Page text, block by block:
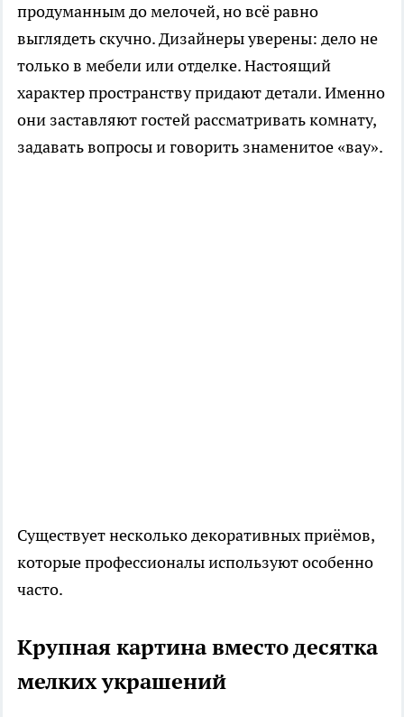
продуманным до мелочей, но всё равно
выглядеть скучно. Дизайнеры уверены: дело не
только в мебели или отделке. Настоящий
характер пространству придают детали. Именно
они заставляют гостей рассматривать комнату,
задавать вопросы и говорить знаменитое «вау».
Существует несколько декоративных приёмов,
которые профессионалы используют особенно
часто.
Крупная картина вместо десятка
мелких украшений